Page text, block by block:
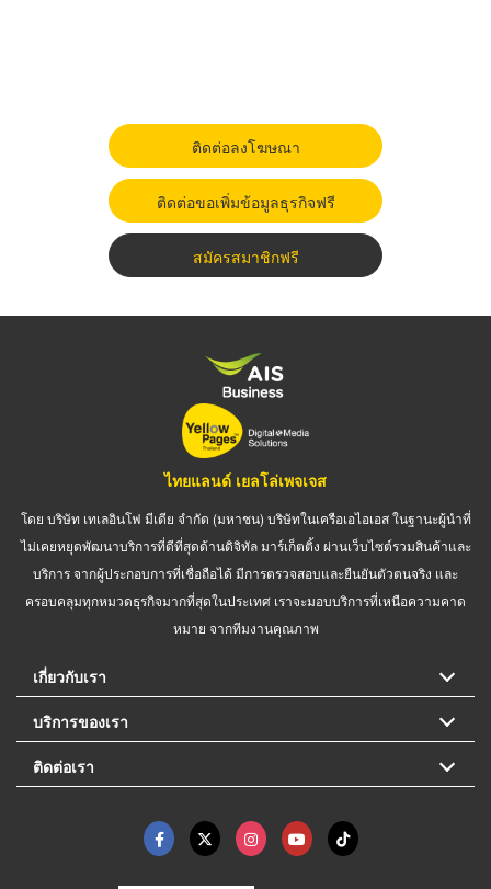
ติดต่อลงโฆษณา
ติดต่อขอเพิ่มข้อมูลธุรกิจฟรี
สมัครสมาชิกฟรี
ไทยแลนด์ เยลโล่เพจเจส
โดย บริษัท เทเลอินโฟ มีเดีย จำกัด (มหาชน) บริษัทในเครือเอไอเอส ในฐานะผู้นำที่
ไม่เคยหยุดพัฒนาบริการที่ดีที่สุดด้านดิจิทัล มาร์เก็ตติ้ง ผ่านเว็บไซต์รวมสินค้าและ
บริการ จากผู้ประกอบการที่เชื่อถือได้ มีการตรวจสอบและยืนยันตัวตนจริง และ
ครอบคลุมทุกหมวดธุรกิจมากที่สุดในประเทศ เราจะมอบบริการที่เหนือความคาด
หมาย จากทีมงานคุณภาพ
เกี่ยวกับเรา
บริการของเรา
ติดต่อเรา